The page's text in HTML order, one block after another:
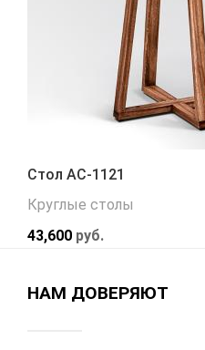
Стол АС-1121
Круглые столы
43,600 руб.
НАМ ДОВЕРЯЮТ